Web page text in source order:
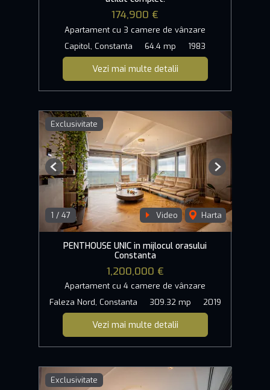
174,900 €
Apartament cu 3 camere de vânzare
Capitol, Constanta
64.4 mp 1983
Vezi mai multe detalii
Exclusivitate
1 / 47 Video Harta
Previous Next
PENTHOUSE UNIC in mijlocul orasului
Constanta
1,200,000 €
Apartament cu 4 camere de vânzare
Faleza Nord, Constanta
309.32 mp 2019
Vezi mai multe detalii
Exclusivitate